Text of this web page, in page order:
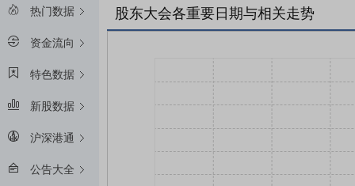
热门数据
资金流向
特色数据
新股数据
沪深港通
公告大全
股东大会各重要日期与相关走势